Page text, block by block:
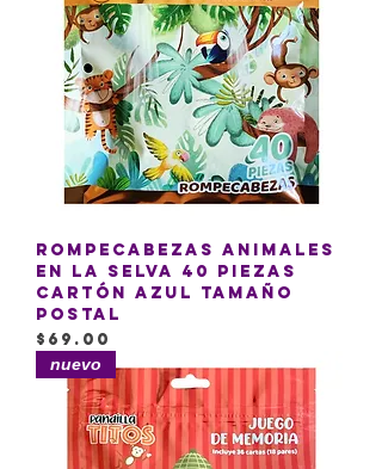
Rompecabezas Animales
en la Selva 40 piezas
cartón azul tamaño
postal
Precio
$69.00
nuevo